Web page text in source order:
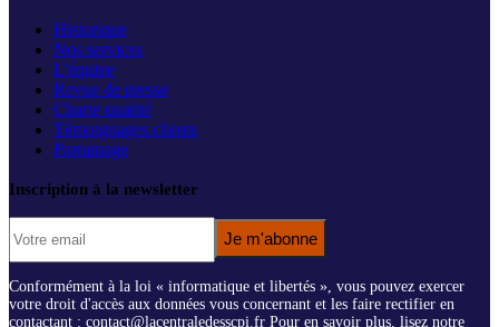
Historique
Nos services
L'équipe
Revue de presse
Charte qualité
Témoignages clients
Parrainage
Inscription à la newsletter
Je m'abonne
Conformément à la loi « informatique et libertés », vous pouvez exercer
votre droit d'accès aux données vous concernant et les faire rectifier en
contactant : contact@lacentraledesscpi.fr Pour en savoir plus, lisez notre